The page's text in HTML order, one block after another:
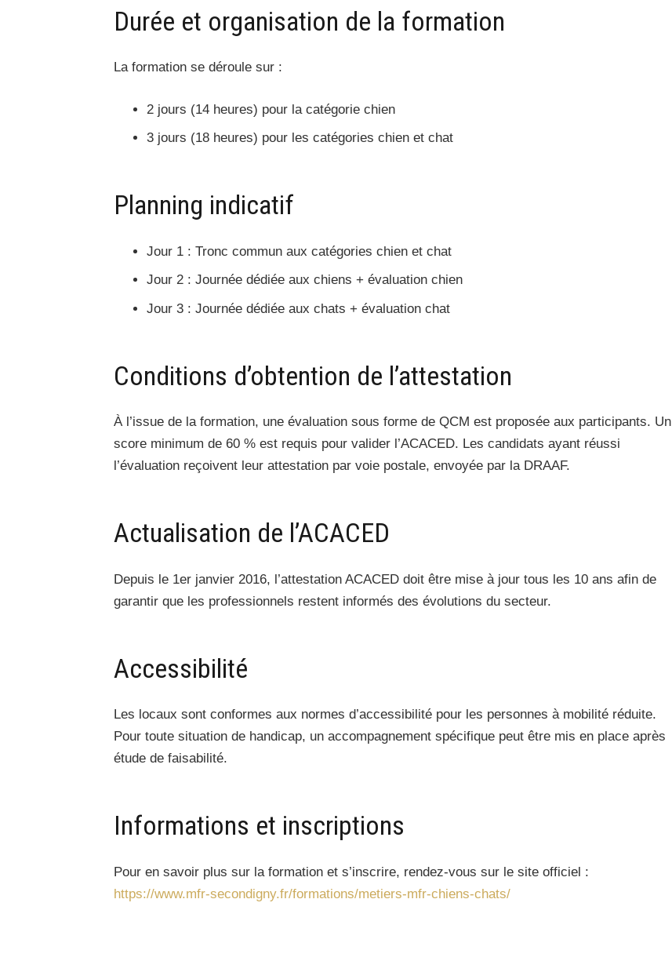
Durée et organisation de la formation
La formation se déroule sur :
2 jours (14 heures) pour la catégorie chien
3 jours (18 heures) pour les catégories chien et chat
Planning indicatif
Jour 1 : Tronc commun aux catégories chien et chat
Jour 2 : Journée dédiée aux chiens + évaluation chien
Jour 3 : Journée dédiée aux chats + évaluation chat
Conditions d’obtention de l’attestation
À l’issue de la formation, une évaluation sous forme de QCM est proposée aux participants. Un
score minimum de 60 % est requis pour valider l’ACACED. Les candidats ayant réussi
l’évaluation reçoivent leur attestation par voie postale, envoyée par la DRAAF.
Actualisation de l’ACACED
Depuis le 1er janvier 2016, l’attestation ACACED doit être mise à jour tous les 10 ans afin de
garantir que les professionnels restent informés des évolutions du secteur.
Accessibilité
Les locaux sont conformes aux normes d’accessibilité pour les personnes à mobilité réduite.
Pour toute situation de handicap, un accompagnement spécifique peut être mis en place après
étude de faisabilité.
Informations et inscriptions
Pour en savoir plus sur la formation et s’inscrire, rendez-vous sur le site officiel :
https://www.mfr-secondigny.fr/formations/metiers-mfr-chiens-chats/